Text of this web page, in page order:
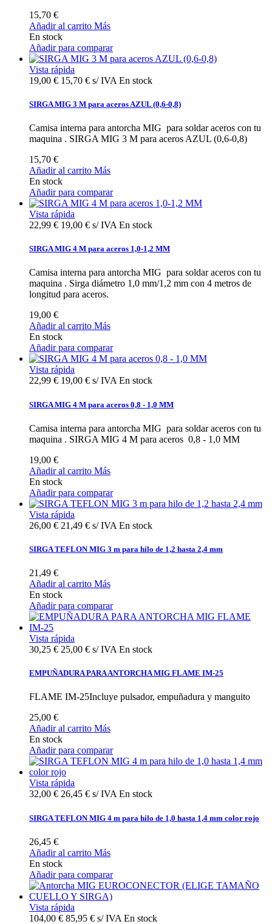
15,70 €
Añadir al carrito Más
En stock
Añadir para comparar
Vista rápida
19,00 € 15,70 € s/ IVA En stock
SIRGA MIG 3 M para aceros AZUL (0,6-0,8)
Camisa interna para antorcha MIG para soldar aceros con tu
maquina . SIRGA MIG 3 M para aceros AZUL (0,6-0,8)
15,70 €
Añadir al carrito Más
En stock
Añadir para comparar
Vista rápida
22,99 € 19,00 € s/ IVA En stock
SIRGA MIG 4 M para aceros 1,0-1,2 MM
Camisa interna para antorcha MIG para soldar aceros con tu
maquina . Sirga diámetro 1,0 mm/1,2 mm con 4 metros de
longitud para aceros.
19,00 €
Añadir al carrito Más
En stock
Añadir para comparar
Vista rápida
22,99 € 19,00 € s/ IVA En stock
SIRGA MIG 4 M para aceros 0,8 - 1,0 MM
Camisa interna para antorcha MIG para soldar aceros con tu
maquina . SIRGA MIG 4 M para aceros 0,8 - 1,0 MM
19,00 €
Añadir al carrito Más
En stock
Añadir para comparar
Vista rápida
26,00 € 21,49 € s/ IVA En stock
SIRGA TEFLON MIG 3 m para hilo de 1,2 hasta 2,4 mm
21,49 €
Añadir al carrito Más
En stock
Añadir para comparar
Vista rápida
30,25 € 25,00 € s/ IVA En stock
EMPUÑADURA PARA ANTORCHA MIG FLAME IM-25
FLAME IM-25Incluye pulsador, empuñadura y manguito
25,00 €
Añadir al carrito Más
En stock
Añadir para comparar
Vista rápida
32,00 € 26,45 € s/ IVA En stock
SIRGA TEFLON MIG 4 m para hilo de 1,0 hasta 1,4 mm color rojo
26,45 €
Añadir al carrito Más
En stock
Añadir para comparar
Vista rápida
104,00 € 85,95 € s/ IVA En stock